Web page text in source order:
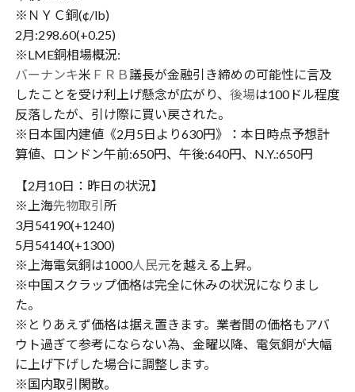
※ＮＹＣ銅(¢/lb)
2月:298.60(+0.25)
※LME銅相場概況:
バーナンキ米 ＦＲＢ議長が金融引き締めの可能性に言及
したことを受け利上げ懸念が広がり、 後場は100ドル程度
反落したが、引け際に買い戻された。
※日本国内建値《2月5日より630円》：本日時点予想計
算値、ロンドン午前:650円、午後:640円、N.Y.:650円
【2月10日：昨日の状況】
※上海先物取引 所
3月54190(+1240)
5月54140(+1300)
※上海電気銅は1000人民元を越える上昇。
※中国スクラップ価格は完全に休みの状況になりまし
た。
※とりあえず価格は据え置きます。業者間の価格もアバ
ウト過ぎて参考にならない為、金曜以降、電気銅が大幅
に上げ下げした場合に調整します。
※国内取引閑散。